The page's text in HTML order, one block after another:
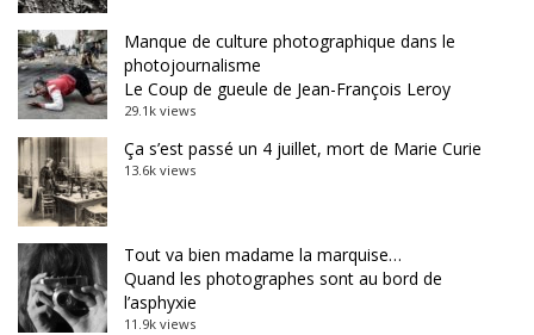
Manque de culture photographique dans le
photojournalisme
Le Coup de gueule de Jean-François Leroy
29.1k views
Ça s’est passé un 4 juillet, mort de Marie Curie
13.6k views
Tout va bien madame la marquise…
Quand les photographes sont au bord de
l’asphyxie
11.9k views